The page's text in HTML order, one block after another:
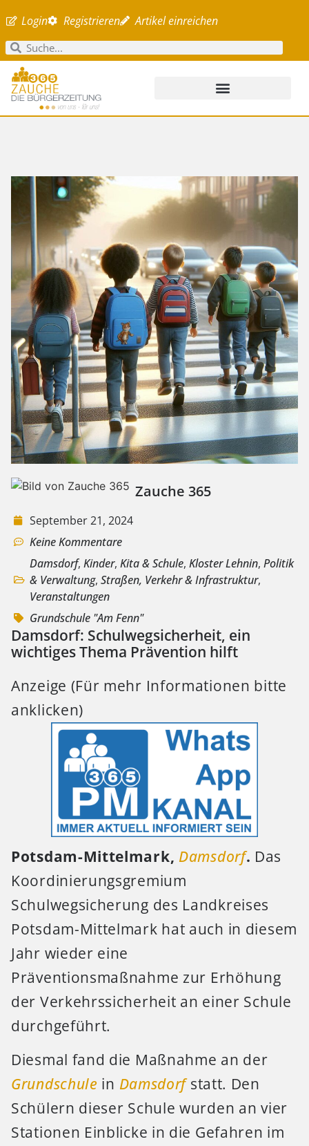
Login Registrieren Artikel einreichen
Zauche 365
September 21, 2024
Keine Kommentare
Damsdorf, Kinder, Kita & Schule, Kloster Lehnin, Politik
& Verwaltung, Straßen, Verkehr & Infrastruktur,
Veranstaltungen
Grundschule "Am Fenn"
Damsdorf: Schulwegsicherheit, ein
wichtiges Thema Prävention hilft
Anzeige (Für mehr Informationen bitte
anklicken)
Potsdam-Mittelmark, Damsdorf. Das
Koordinierungsgremium
Schulwegsicherung des Landkreises
Potsdam-Mittelmark hat auch in diesem
Jahr wieder eine
Präventionsmaßnahme zur Erhöhung
der Verkehrssicherheit an einer Schule
durchgeführt.
Diesmal fand die Maßnahme an der
Grundschule in Damsdorfstatt. Den
Schülern dieser Schule wurden an vier
Stationen Einblicke in die Gefahren im